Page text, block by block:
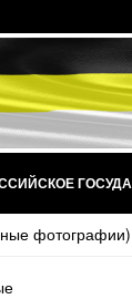
фотографии)